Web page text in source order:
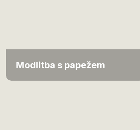
Modlitba s papežem